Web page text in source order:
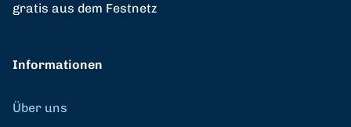
gratis aus dem Festnetz
Informationen
Über uns